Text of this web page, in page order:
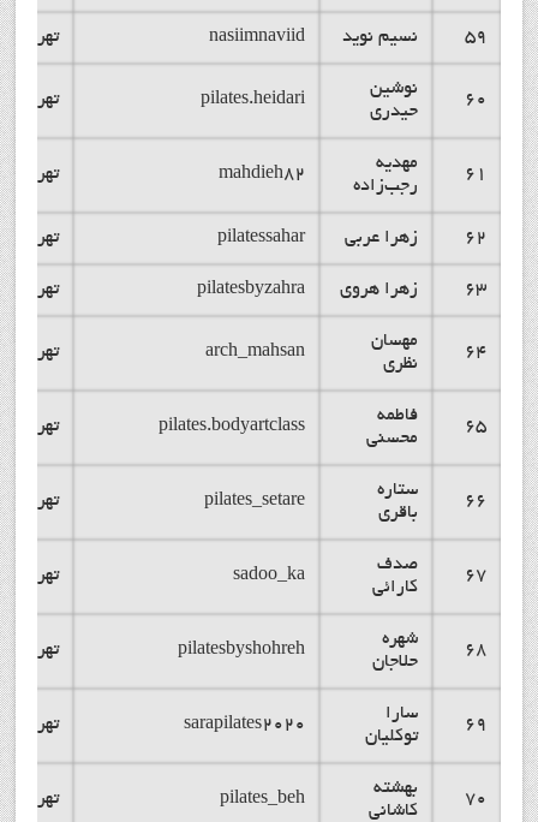
59 نسیم نوید nasiimnaviid تهران
60
نوشین
حیدری
pilates.heidari تهران
61
مهدیه
رجب‌زاده
mahdieh82 تهران
62 زهرا عربی pilatessahar تهران
63 زهرا هروی pilatesbyzahra تهران
64
مهسان
نظری
arch_mahsan تهران
65
فاطمه
محسنی
pilates.bodyartclass تهران
66
ستاره
باقری
pilates_setare تهران
67
صدف
کارائی
sadoo_ka تهران
68
شهره
حلاجان
pilatesbyshohreh تهران
69
سارا
توکلیان
sarapilates2020 تهران
70
بهشته
کاشانی
pilates_beh تهران